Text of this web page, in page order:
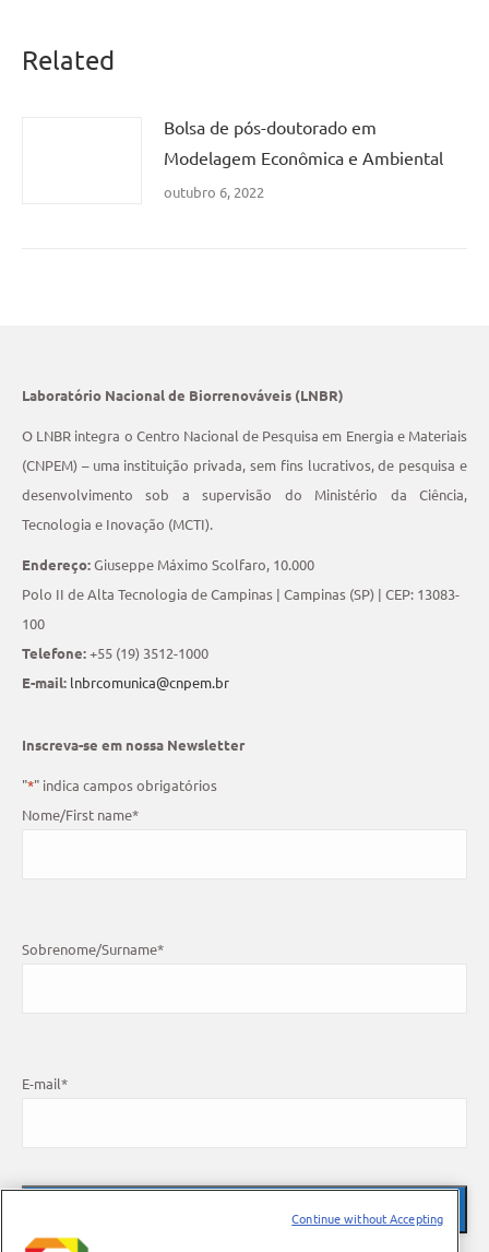
Related
Bolsa de pós-doutorado em
Modelagem Econômica e Ambiental
outubro 6, 2022
Laboratório Nacional de Biorrenováveis (LNBR)
O LNBR integra o Centro Nacional de Pesquisa em Energia e Materiais
(CNPEM) – uma instituição privada, sem fins lucrativos, de pesquisa e
desenvolvimento sob a supervisão do Ministério da Ciência,
Tecnologia e Inovação (MCTI).
Endereço:Giuseppe Máximo Scolfaro, 10.000
Polo II de Alta Tecnologia de Campinas | Campinas (SP) | CEP: 13083-
100
Telefone:+55 (19) 3512-1000
E-mail: lnbrcomunica@cnpem.br
Inscreva-se em nossa Newsletter
"*" indica campos obrigatórios
Nome/First name*
Sobrenome/Surname*
E-mail*
Continue without Accepting